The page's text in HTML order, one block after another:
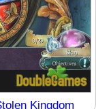
Kingdom